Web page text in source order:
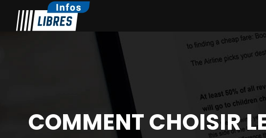
COMMENT CHOISIR